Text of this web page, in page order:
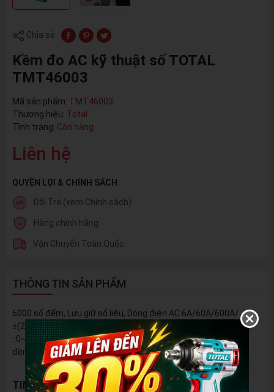
Chia sẻ
Kềm đo AC kỹ thuật số TOTAL
TMT46003
Mã sản phẩm: TMT46003
Thương hiệu: Total
Tình trạng: Còn hàng
Liên hệ
QUYỀN LỢI & CHÍNH SÁCH:
Đổi Trả (xem Chính sách)
Hàng chính hãng
Vận Chuyển Toàn Quốc
THÔNG TIN SẢN PHẨM
6000 số đếm, Lưu giữ số liệu, Dòng điện AC:6A/60A/600A/
±(2.5% +8). Điện áp AC : 1.0~600V±(0.8% +5). Điện áp DC
::0~600V±(0.5% +3). Điện trở: 0~6kΩ±(0.8% +3) . Có đèn nền,
đèn flash và chức năng báo khi chỉ số pin thấp
TIN NỔI BẬT